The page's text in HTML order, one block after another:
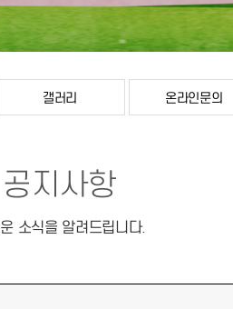
갤러리 온라인문의
공지사항
소식을 알려드립니다.